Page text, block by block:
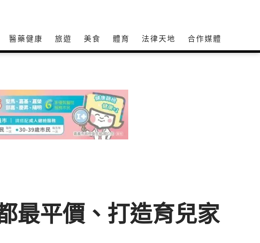
醫藥健康 旅遊 美食 體育 法律天地 合作媒體
最平價、打造育兒家